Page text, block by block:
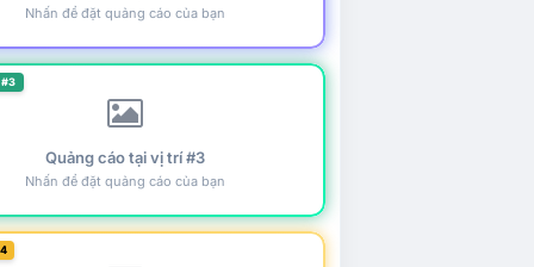
Nhấn để đặt quảng cáo của bạn
Quảng cáo tại vị trí #3
Nhấn để đặt quảng cáo của bạn